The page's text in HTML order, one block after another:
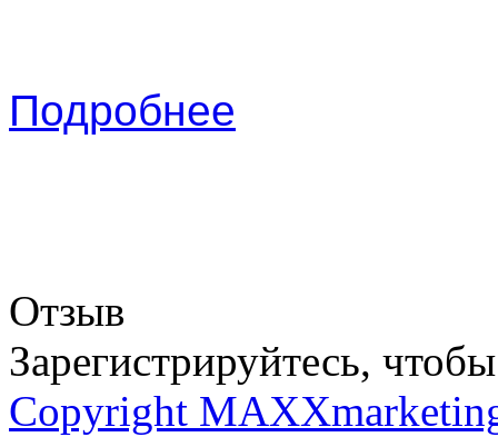
Подробнее
Отзыв
Зарегистрируйтесь,
Copyright